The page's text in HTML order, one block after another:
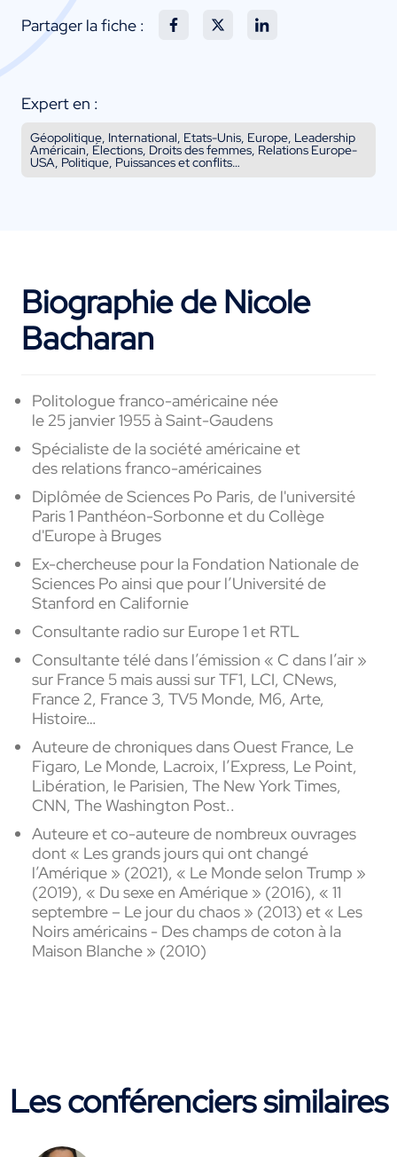
Partager la fiche :
Expert en :
Géopolitique, International, Etats-Unis, Europe, Leadership
Américain, Élections, Droits des femmes, Relations Europe-
USA, Politique, Puissances et conflits…
Biographie de Nicole
Bacharan
Politologue franco-américaine née
le 25 janvier 1955 àSaint-Gaudens
Spécialistede la société américaine et
des relationsfranco-américaines
Diplôméede Sciences Po Paris, de l'université
Paris 1 Panthéon-Sorbonne et du Collège
d'Europe à Bruges
Ex-chercheuse pour la Fondation Nationale de
Sciences Po ainsi que pour l’Université de
Stanford en Californie
Consultante radio sur Europe 1 et RTL
Consultante télé dans l’émission « C dans l’air »
sur France 5 mais aussi sur TF1, LCI, CNews,
France 2, France 3, TV5 Monde, M6, Arte,
Histoire…
Auteure de chroniques dans Ouest France, Le
Figaro, Le Monde, Lacroix, l’Express, Le Point,
Libération, le Parisien, The New York Times,
CNN, The Washington Post..
Auteure et co-auteure de nombreux ouvrages
dont « Les grands jours qui ont changé
l’Amérique » (2021), « Le Monde selon Trump »
(2019), « Du sexe en Amérique » (2016), « 11
septembre – Le jour du chaos » (2013) et « Les
Noirs américains - Des champs de coton à la
Maison Blanche » (2010)
Les conférenciers similaires